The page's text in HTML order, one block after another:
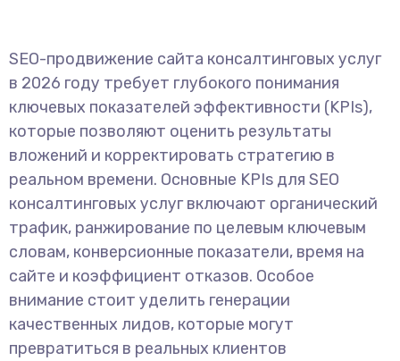
SEO-продвижение сайта консалтинговых услуг
в 2026 году требует глубокого понимания
ключевых показателей эффективности (KPIs),
которые позволяют оценить результаты
вложений и корректировать стратегию в
реальном времени. Основные KPIs для SEO
консалтинговых услуг включают органический
трафик, ранжирование по целевым ключевым
словам, конверсионные показатели, время на
сайте и коэффициент отказов. Особое
внимание стоит уделить генерации
качественных лидов, которые могут
превратиться в реальных клиентов